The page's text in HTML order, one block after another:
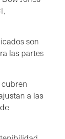
son
las partes
a las